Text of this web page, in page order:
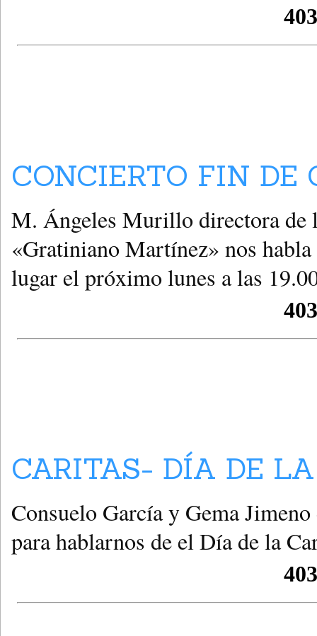
CONCIERTO FIN
M. Ángeles Murillo directora de
«Gratiniano Martínez» nos
lugar el próximo lunes a las
CARITAS- DÍA DE
Consuelo García y Gema
para hablarnos de el Día de la